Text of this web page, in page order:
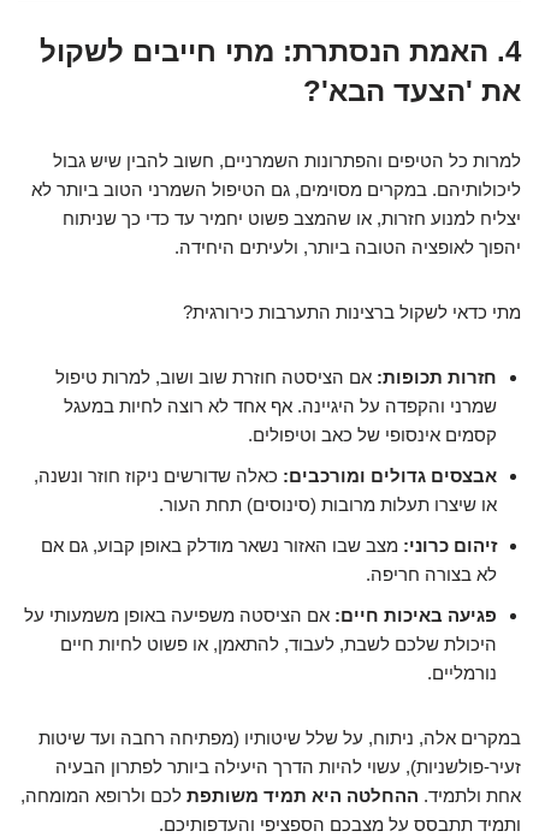
4. האמת הנסתרת: מתי חייבים לשקול
את 'הצעד הבא'?
למרות כל הטיפים והפתרונות השמרניים, חשוב להבין שיש גבול
ליכולותיהם. במקרים מסוימים, גם הטיפול השמרני הטוב ביותר לא
יצליח למנוע חזרות, או שהמצב פשוט יחמיר עד כדי כך שניתוח
יהפוך לאופציה הטובה ביותר, ולעיתים היחידה.
מתי כדאי לשקול ברצינות התערבות כירורגית?
חזרות תכופות: אם הציסטה חוזרת שוב ושוב, למרות טיפול
שמרני והקפדה על היגיינה. אף אחד לא רוצה לחיות במעגל
קסמים אינסופי של כאב וטיפולים.
אבצסים גדולים ומורכבים: כאלה שדורשים ניקוז חוזר ונשנה,
או שיצרו תעלות מרובות (סינוסים) תחת העור.
זיהום כרוני: מצב שבו האזור נשאר מודלק באופן קבוע, גם אם
לא בצורה חריפה.
פגיעה באיכות חיים: אם הציסטה משפיעה באופן משמעותי על
היכולת שלכם לשבת, לעבוד, להתאמן, או פשוט לחיות חיים
נורמליים.
במקרים אלה, ניתוח, על שלל שיטותיו (מפתיחה רחבה ועד שיטות
זעיר-פולשניות), עשוי להיות הדרך היעילה ביותר לפתרון הבעיה
אחת ולתמיד. ההחלטה היא תמיד משותפת לכם ולרופא המומחה,
ותמיד תתבסס על מצבכם הספציפי והעדפותיכם.